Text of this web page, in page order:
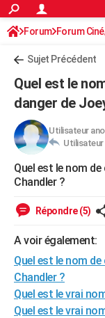
ACTUALITÉS
Politique
Société
Faits Divers
Education
Monde
Villes
+
Programme TV
TNTStreaming
Cinéma
Sorties cinéma
Musique
FINANCE
Retraite
Impôts
Epargne
Immobilier
Risques naturels par
Banque
Assurance
Crédit
AUTO
Essais
Réserver un essai
Citadines
Berlines
SUV
Forum auto
HIGH-TECH
Mobiles
Meilleur smartphone
Internet
Ordinateurs
Jeux vidéo
Guide high-tech
+BRICOLAGE
Forum
Aménagement
Extérieur
Cuisine
Salle de bains
Jardinage
Rangement
WEEK-END
Guides de France
Escapades
Patrimoine
Expositions
Musées
Week-end nature
+LIFESTYLE
Art de vivre
Bien-être
Loisirs
Mode
Modes de vie
SANTE
Alimentation
Guide de la santé
Maladies
Médicaments
Sommeil
VOYAGE
Forum Forum
Sujet Précédent
Quel est le
danger de
Utilisateur
Utilisateur
Quel est le nom
Chandler ?
Répondre (5)
A voir également:
Quel est le nom
Chandler ?
Quel est le vrai
Quel est le vrai